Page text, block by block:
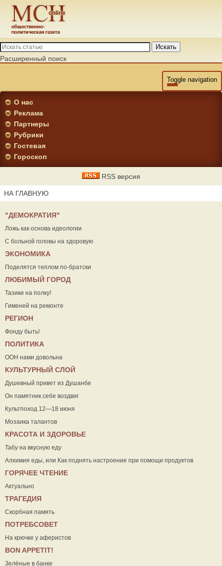
Искать
Расширенный поиск
Toggle navigation
О нас
Реклама
Партнеры
Рубрики
Гостевая
Гороскоп
RSS версия
НА ГЛАВНУЮ
"ДЕМОКРАТИЯ"
Ложь как основа идеологии
С больной головы на здоровую
ЭКОНОМИКА
Поделятся теплом по-братски
ЛЮБИМЫЙ ГОРОД
Тазики на полку!
Гименей на ремонте
РЕГИОН
Фонду быть!
ПОЛИТИКА
ООН нами довольна
КУЛЬТУРНЫЙ СЛОЙ
Душевный привет из Душанбе
Он памятник себе воздвиг
Культпоход 12—18 июня
Мозаика талантов
КРАСОТА И ЗДОРОВЬЕ
Табу на вкусную еду
Алхимия еды, или Как поднять настроение при помощи продуктов
ГОРЯЧЕЕ ЧТЕНИЕ
Актуально
ТРАГЕДИЯ
Скорбная память
ПОТРЕБСОВЕТ
На крючке у аферистов
ВON APPETIT!
Зелёные в банке